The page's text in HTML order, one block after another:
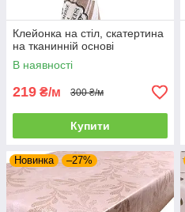
Клейонка на стіл, скатертина
на тканинній основі
В наявності
219 ₴/м 300 ₴/м
Купити
Новинка –27%